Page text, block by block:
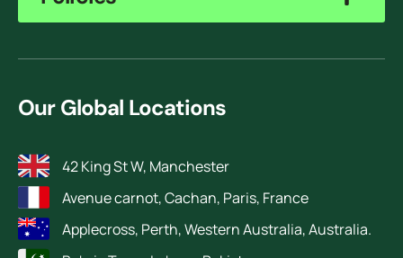
Our Global Locations
42 King St W, Manchester
Avenue carnot, Cachan, Paris, France
Applecross, Perth, Western Australia, Australia.